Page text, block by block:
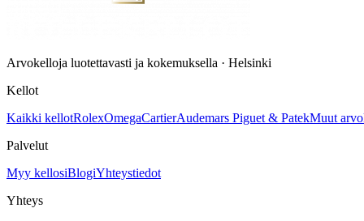
Arvokelloja luotettavasti ja kokemuksella · Helsinki
Kellot
Kaikki kellotRolexOmegaCartierAudemars Piguet & PatekMuut
Palvelut
Myy kellosiBlogiYhteystiedot
Yhteys